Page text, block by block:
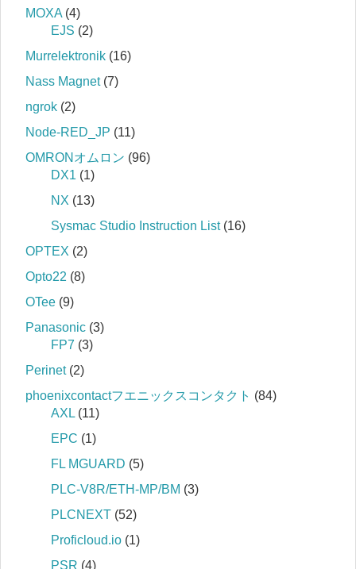
MOXA (4)
EJS (2)
Murrelektronik (16)
Nass Magnet(7)
ngrok (2)
Node-RED_JP (11)
OMRONオムロン (96)
DX1 (1)
NX (13)
Sysmac Studio Instruction List(16)
OPTEX (2)
Opto22 (8)
OTee (9)
Panasonic (3)
FP7 (3)
Perinet(2)
phoenixcontactフエニックスコンタクト (84)
AXL (11)
EPC (1)
FL MGUARD (5)
PLC-V8R/ETH-MP/BM (3)
PLCNEXT (52)
Proficloud.io (1)
PSR (4)